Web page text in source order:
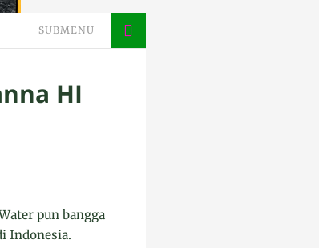
SUBMENU
HI
pun bangga
Indonesia.